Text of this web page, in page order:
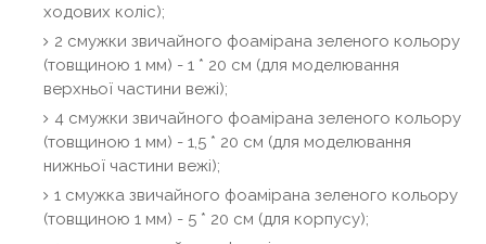
ходових коліс);
2 смужки звичайного фоамірана зеленого кольору
(товщиною 1 мм) - 1 * 20 см (для моделювання
верхньої частини вежі);
4 смужки звичайного фоамірана зеленого кольору
(товщиною 1 мм) - 1,5 * 20 см (для моделювання
нижньої частини вежі);
1 смужка звичайного фоамірана зеленого кольору
(товщиною 1 мм) - 5 * 20 см (для корпусу);